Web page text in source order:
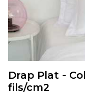
Drap Plat -
fils/cm2